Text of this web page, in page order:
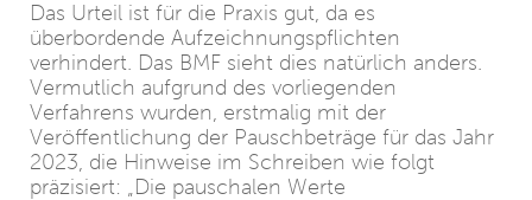
Das Urteil ist für die Praxis gut, da es
überbordende Aufzeichnungspflichten
verhindert. Das BMF sieht dies natürlich anders.
Vermutlich aufgrund des vorliegenden
Verfahrens wurden, erstmalig mit der
Veröffentlichung der Pauschbeträge für das Jahr
2023, die Hinweise im Schreiben wie folgt
präzisiert: „Die pauschalen Werte